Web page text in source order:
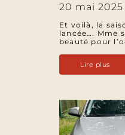
20 mai 2025
Et voilà, la
lancée…. Mme
beauté pour
Lire plus